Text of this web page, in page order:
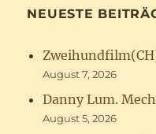
NEUESTE
August 7, 2026
Danny Lum.
August 5, 2026